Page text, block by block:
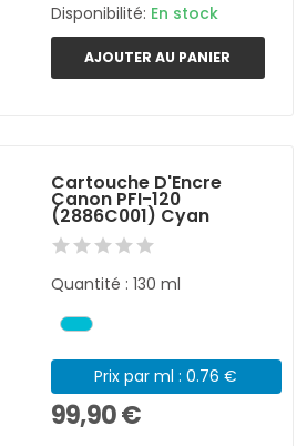
Disponibilité: En stock
AJOUTER AU PANIER
Cartouche D'Encre
Canon PFI-120
(2886C001) Cyan
Quantité : 130 ml
Prix par ml : 0.76 €
99,90 €